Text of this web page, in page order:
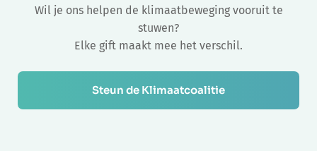
Wil je ons helpen de klimaatbeweging vooruit te
stuwen?
Elke gift maakt mee het verschil.
Steun de Klimaatcoalitie